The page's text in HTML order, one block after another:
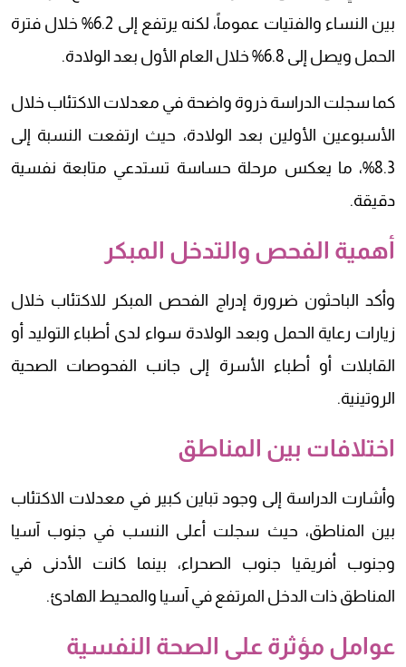
بين النساء والفتيات عموماً، لكنه يرتفع إلى 6.2% خلال فترة
الحمل ويصل إلى 6.8% خلال العام الأول بعد الولادة.
كما سجلت الدراسة ذروة واضحة في معدلات الاكتئاب خلال
الأسبوعين الأولين بعد الولادة، حيث ارتفعت النسبة إلى
8.3%، ما يعكس مرحلة حساسة تستدعي متابعة نفسية
دقيقة.
أهمية الفحص والتدخل المبكر
وأكد الباحثون ضرورة إدراج الفحص المبكر للاكتئاب خلال
زيارات رعاية الحمل وبعد الولادة سواء لدى أطباء التوليد أو
القابلات أو أطباء الأسرة إلى جانب الفحوصات الصحية
الروتينية.
اختلافات بين المناطق
وأشارت الدراسة إلى وجود تباين كبير في معدلات الاكتئاب
بين المناطق، حيث سجلت أعلى النسب في جنوب آسيا
وجنوب أفريقيا جنوب الصحراء، بينما كانت الأدنى في
المناطق ذات الدخل المرتفع في آسيا والمحيط الهادئ.
عوامل مؤثرة على الصحة النفسية